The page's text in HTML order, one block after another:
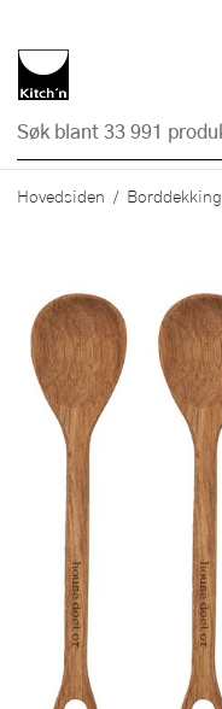
Hovedsiden Borddekking